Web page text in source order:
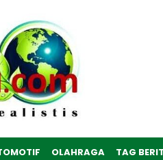
OLAHRAGA TAG